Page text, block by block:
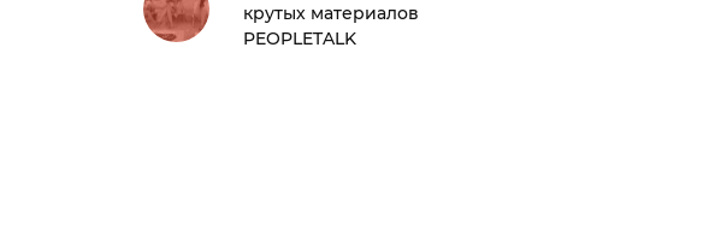
крутых материалов
PEOPLETALK